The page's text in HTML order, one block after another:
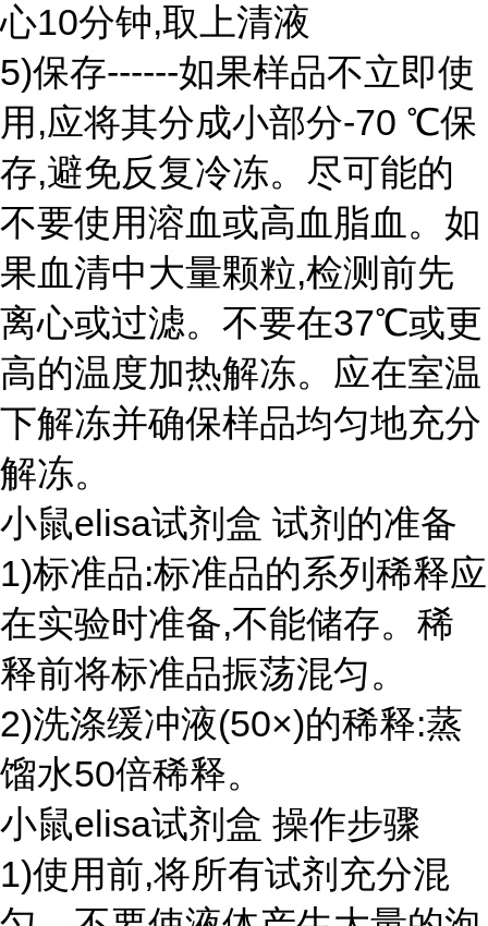
心10分钟,取上清液
5)保存------如果样品不立即使
用,应将其分成小部分-70 ℃保
存,避免反复冷冻。尽可能的
不要使用溶血或高血脂血。如
果血清中大量颗粒,检测前先
离心或过滤。不要在37℃或更
高的温度加热解冻。应在室温
下解冻并确保样品均匀地充分
解冻。
小鼠elisa试剂盒 试剂的准备
1)标准品:标准品的系列稀释应
在实验时准备,不能储存。稀
释前将标准品振荡混匀。
2)洗涤缓冲液(50×)的稀释:蒸
馏水50倍稀释。
小鼠elisa试剂盒 操作步骤
1)使用前,将所有试剂充分混